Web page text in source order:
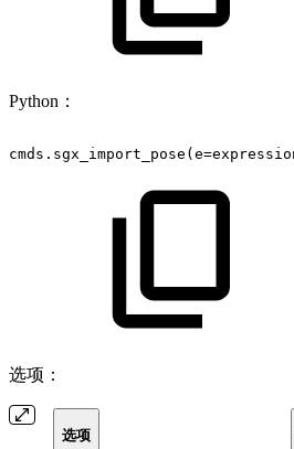
Python：
选项：
选项